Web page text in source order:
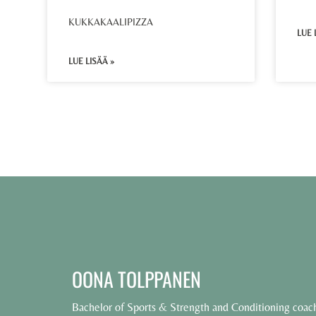
KUKKAKAALIPIZZA
LUE LISÄÄ »
LUE
OONA TOLPPANEN
Bachelor of Sports & Strength and Conditioning